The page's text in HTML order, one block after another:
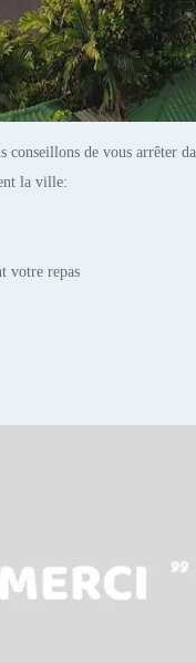
conseillons de vous arrêter
la ville:
votre repas